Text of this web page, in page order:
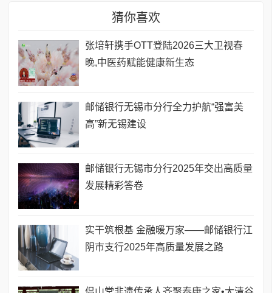
猜你喜欢
张培轩携手OTT登陆2026三大卫视春
晚,中医药赋能健康新生态
邮储银行无锡市分行全力护航“强富美
高”新无锡建设
邮储银行无锡市分行2025年交出高质量
发展精彩答卷
实干筑根基 金融暖万家——邮储银行江
阴市支行2025年高质量发展之路